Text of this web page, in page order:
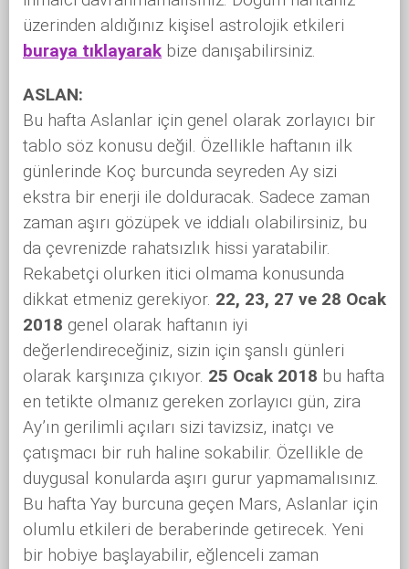
üzerinden aldığınız kişisel astrolojik etkileri
buraya tıklayarak bize danışabilirsiniz.
ASLAN:
Bu hafta Aslanlar için genel olarak zorlayıcı bir
tablo söz konusu değil. Özellikle haftanın ilk
günlerinde Koç burcunda seyreden Ay sizi
ekstra bir enerji ile dolduracak. Sadece zaman
zaman aşırı gözüpek ve iddialı olabilirsiniz, bu
da çevrenizde rahatsızlık hissi yaratabilir.
Rekabetçi olurken itici olmama konusunda
dikkat etmeniz gerekiyor. 22, 23, 27 ve 28 Ocak
2018 genel olarak haftanın iyi
değerlendireceğiniz, sizin için şanslı günleri
olarak karşınıza çıkıyor. 25 Ocak 2018 bu hafta
en tetikte olmanız gereken zorlayıcı gün, zira
Ay’ın gerilimli açıları sizi tavizsiz, inatçı ve
çatışmacı bir ruh haline sokabilir. Özellikle de
duygusal konularda aşırı gurur yapmamalısınız.
Bu hafta Yay burcuna geçen Mars, Aslanlar için
olumlu etkileri de beraberinde getirecek. Yeni
bir hobiye başlayabilir, eğlenceli zaman